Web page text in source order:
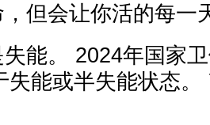
但会让你活的每一
能。 2024年国家
失能或半失能状态